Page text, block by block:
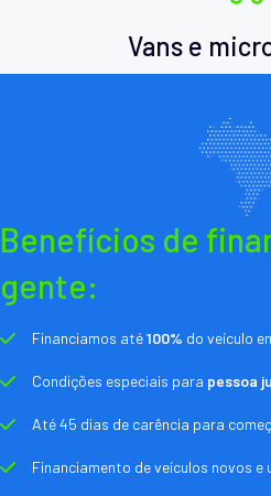
Vans e
Benefícios de
gente:
Financiamos até100% do veículo
Condições especiais para pessoa
Até 45 dias de carência para
Financiamento de veículos novos e